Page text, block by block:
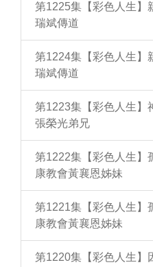
第1225集【彩色人生】
瑞斌傳道
第1224集【彩色人生】
瑞斌傳道
第1223集【彩色人生】
張榮光弟兄
第1222集【彩色人生】
康教會黃襄恩姊妹
第1221集【彩色人生】
康教會黃襄恩姊妹
第1220集【彩色人生】